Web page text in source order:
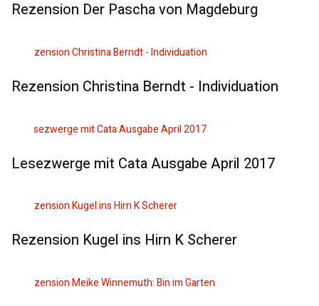
Rezension Der Pascha von Magdeburg
Rezension Christina Berndt - Individuation
Lesezwerge mit Cata Ausgabe April 2017
Rezension Kugel ins Hirn K Scherer